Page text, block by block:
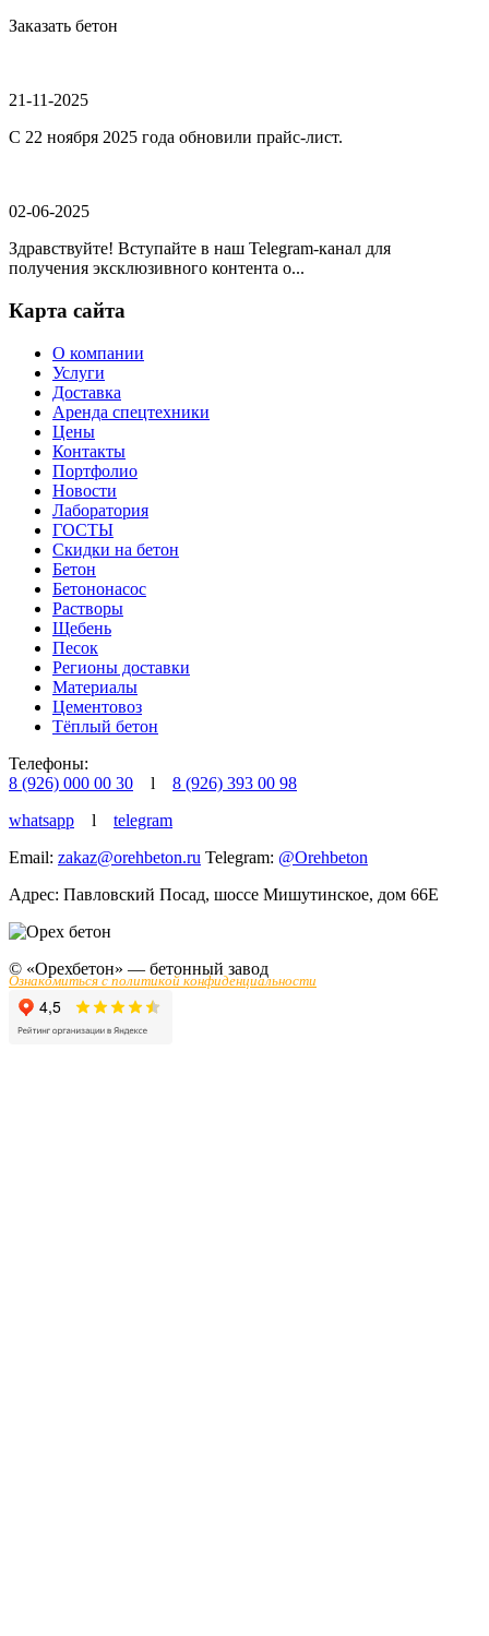
Заказать бетон
21-11-2025
С 22 ноября 2025 года обновили прайс-лист.
02-06-2025
Здравствуйте! Вступайте в наш Telegram-канал для
получения эксклюзивного контента о...
Карта сайта
О компании
Услуги
Доставка
Аренда спецтехники
Цены
Контакты
Портфолио
Новости
Лаборатория
ГОСТЫ
Скидки на бетон
Бетон
Бетононасос
Растворы
Щебень
Песок
Регионы доставки
Материалы
Цементовоз
Тёплый бетон
Телефоны:
8 (926) 000 00 30
l
8 (926) 393 00 98
whatsapp
l
telegram
Email: zakaz@orehbeton.ru Telegram: @Orehbeton
Адрес: Павловский Посад, шоссе Мишутинское, дом 66Е
© «Орехбетон» — бетонный завод
Ознакомиться с политикой конфиденциальности